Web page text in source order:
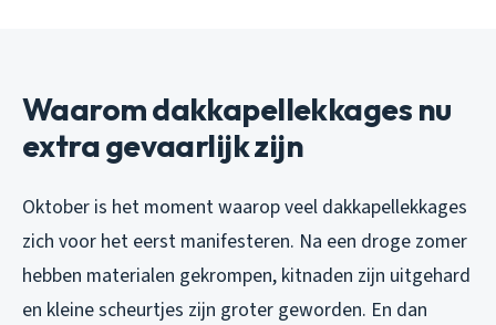
Waarom dakkapellekkages nu
extra gevaarlijk zijn
Oktober is het moment waarop veel dakkapellekkages
zich voor het eerst manifesteren. Na een droge zomer
hebben materialen gekrompen, kitnaden zijn uitgehard
en kleine scheurtjes zijn groter geworden. En dan